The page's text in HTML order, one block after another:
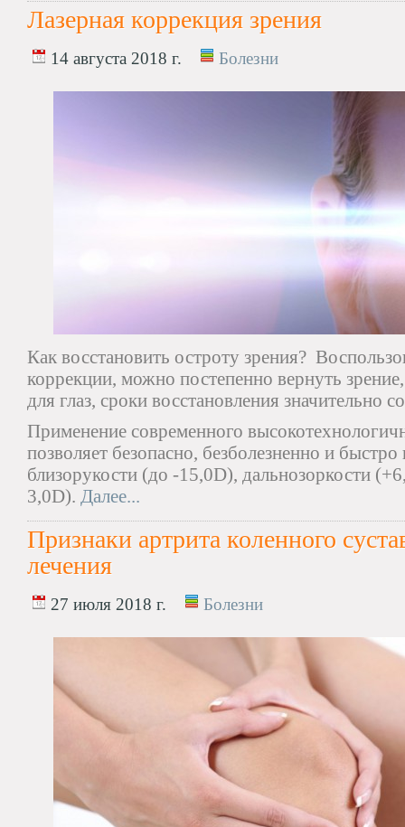
Лазерная коррекция зрения
14 августа 2018 г. Болезни
Как восстановить остроту зрения?
коррекции, можно постепенно вернуть
для глаз, сроки восстановления значительно
Применение современного
позволяет безопасно, безболезненно и быстро
близорукости (до -15,0D), дальнозоркости
3,0D). Далее...
Признаки артрита коленного
лечения
27 июля 2018 г. Болезни